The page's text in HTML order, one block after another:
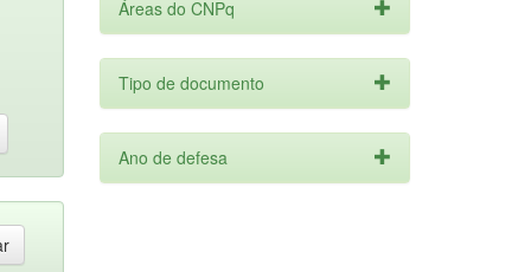
Áreas do CNPq
Tipo de documento
Ano de defesa